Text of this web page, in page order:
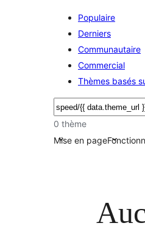
Populaire
Derniers
Communautaire
Commercial
Thèmes basés
Rechercher
0 thème
Mise en page